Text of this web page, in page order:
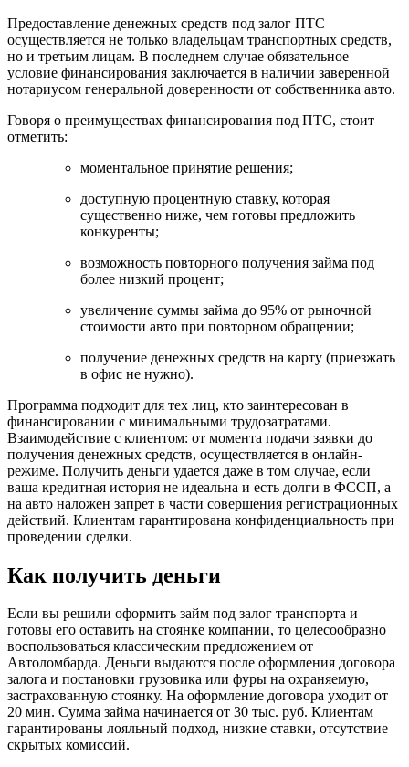
Предоставление денежных средств под залог ПТС
осуществляется не только владельцам транспортных средств,
но и третьим лицам. В последнем случае обязательное
условие финансирования заключается в наличии заверенной
нотариусом генеральной доверенности от собственника авто.
Говоря о преимуществах финансирования под ПТС, стоит
отметить:
моментальное принятие решения;
доступную процентную ставку, которая
существенно ниже, чем готовы предложить
конкуренты;
возможность повторного получения займа под
более низкий процент;
увеличение суммы займа до 95% от рыночной
стоимости авто при повторном обращении;
получение денежных средств на карту (приезжать
в офис не нужно).
Программа подходит для тех лиц, кто заинтересован в
финансировании с минимальными трудозатратами.
Взаимодействие с клиентом: от момента подачи заявки до
получения денежных средств, осуществляется в онлайн-
режиме. Получить деньги удается даже в том случае, если
ваша кредитная история не идеальна и есть долги в ФССП, а
на авто наложен запрет в части совершения регистрационных
действий. Клиентам гарантирована конфиденциальность при
проведении сделки.
Как получить деньги
Если вы решили оформить займ под залог транспорта и
готовы его оставить на стоянке компании, то целесообразно
воспользоваться классическим предложением от
Автоломбарда. Деньги выдаются после оформления договора
залога и постановки грузовика или фуры на охраняемую,
застрахованную стоянку. На оформление договора уходит от
20 мин. Сумма займа начинается от 30 тыс. руб. Клиентам
гарантированы лояльный подход, низкие ставки, отсутствие
скрытых комиссий.